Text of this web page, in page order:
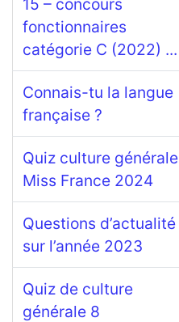
15 – concours
fonctionnaires
catégorie C (2022) ...
Connais-tu la langue
française ?
Quiz culture générale
Miss France 2024
Questions d’actualité
sur l’année 2023
Quiz de culture
générale 8